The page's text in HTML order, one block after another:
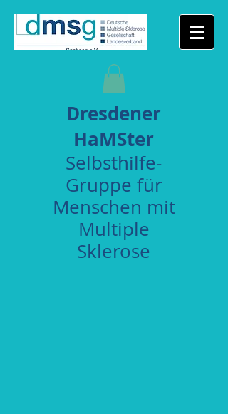
Dresdener
HaMSter
Selbsthilfe-
Gruppe für
Menschen mit
Multiple
Sklerose